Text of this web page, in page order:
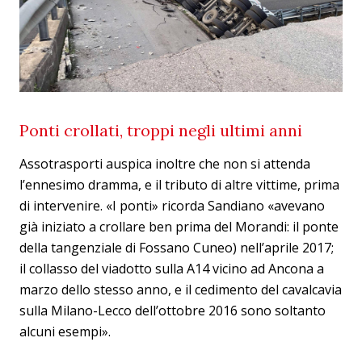
Ponti crollati, troppi negli ultimi anni
Assotrasporti auspica inoltre che non si attenda
l’ennesimo dramma, e il tributo di altre vittime, prima
di intervenire. «I ponti» ricorda Sandiano «avevano
già iniziato a crollare ben prima del Morandi: il ponte
della tangenziale di Fossano Cuneo) nell’aprile 2017;
il collasso del viadotto sulla A14 vicino ad Ancona a
marzo dello stesso anno, e il cedimento del cavalcavia
sulla Milano-Lecco dell’ottobre 2016 sono soltanto
alcuni esempi».